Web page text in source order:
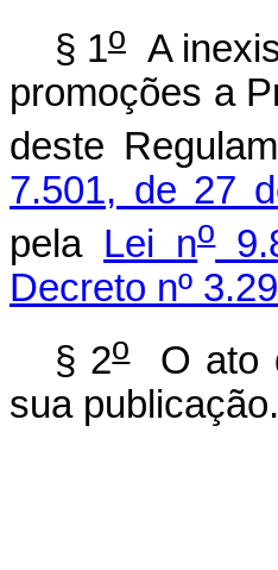
§ 1oA
promoções a
deste
7.501, de 27
pela Lei no
Decreto nº
§ 2oO ato
sua publicação.